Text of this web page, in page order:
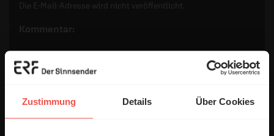
Zustimmung Details Über Cookies
Die E-Mail-Adresse wird nicht veröffentlicht.
Kommentar:
Meinen Kommentar nicht öffentlich teilen.